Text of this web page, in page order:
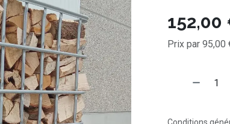
152,00
Prix par 95,00